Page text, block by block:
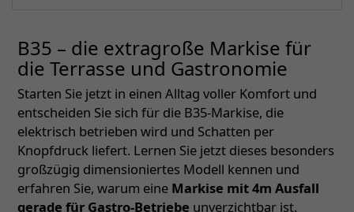
B35 – die extragroße Markise für
die Terrasse und Gastronomie
Starten Sie jetzt in einen Alltag voller Komfort und
entscheiden Sie sich für die B35-Markise, die
elektrisch betrieben wird und Schatten per
Knopfdruck liefert. Lernen Sie jetzt dieses besonders
großzügig dimensioniertes Modell kennen und
erfahren Sie, warum eine Markise mit 4m Ausfall
gerade für Gastro-Betriebe unverzichtbar ist.